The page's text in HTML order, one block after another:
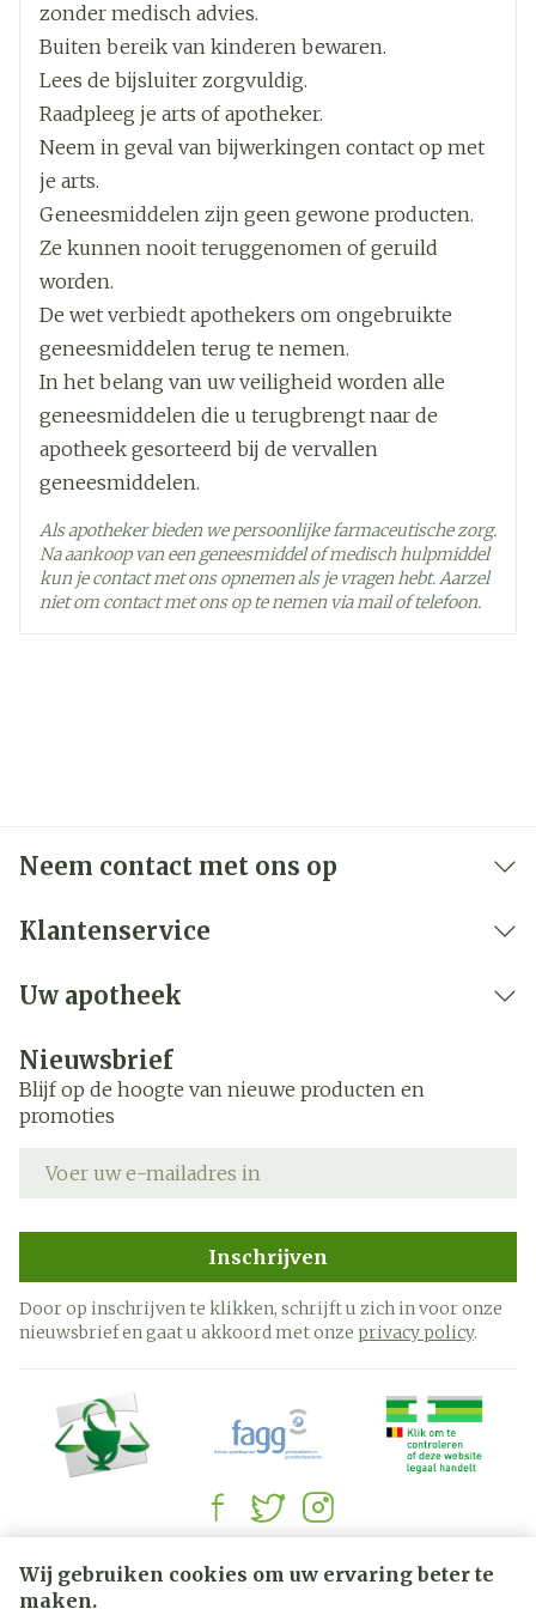
Wij gebruiken cookies om uw ervaring beter te
maken.
apotheker of verpleegkundige voordat u dit
medicijn inneemt.
Als u een nier- of leverziekte hebt (zie ook
"Wanneer mag u dit middel niet gebruiken?").
Als u lithium inneemt (gewoonlijk gegeven bij
manisch-depressieve stoornis, ook bipolaire
stoornis genoemd).
Als u tacrolimus of ciclosporine inneemt
(gebruikt om huidaandoeningen als psoriasis of
eczema te behandelen en om afstoting na
orgaantransplantatie te voorkomen).
Flauwvallen
Duizeligheid
Verhoogde hoeveelheid cholesterol in uw bloed
Slapeloosheid (slaapmoeilijkheden)
Hoofdpijn
Hartklachten zoals onregelmatige hartslag en
hartfalen
Hoest
Constipatie
Lage bloeddruk
Diarree
Misselijkheid
Braken
Nierfunctiestoornissen
Huiduitslag
Jeuk
Rugpijn
Zwaktegevoel
bloedcellen)
Dehydratatie
Verhoogde hoeveelheid triglyceriden (vetten) in
uw bloed
Snelle hartslag
Ontsteking van de galblaas
Bloeddrukdaling die duizelingen kan
Trombose (bloedklonter) in het been
Niet voldoende werkende schildklier
Verhoogd gehalte glucose in uw bloed
Verminderde tastzin
Pijn in de skeletspieren
Gevoel van algemeen onbehagen
Ontsteking van nieren
Borstvergroting bij mannen
bloedtesten
bacteriële infecties (clarithromycine of
telithromycine) te behandelen.
Lengte
Diepte 63 mm
Actieve
Ingrediënten
eplerenon
Behoud
25°C)
zonder medisch advies.
Buiten bereik van kinderen bewaren.
Lees de bijsluiter zorgvuldig.
Raadpleeg je arts of apotheker.
Neem in geval van bijwerkingen contact op met
je arts.
Geneesmiddelen zijn geen gewone producten.
Ze kunnen nooit teruggenomen of geruild
worden.
De wet verbiedt apothekers om ongebruikte
geneesmiddelen terug te nemen.
In het belang van uw veiligheid worden alle
geneesmiddelen die u terugbrengt naar de
apotheek gesorteerd bij de vervallen
geneesmiddelen.
Als apotheker bieden we persoonlijke farmaceutische zorg.
Na aankoop van een geneesmiddel of medisch hulpmiddel
kun je contact met ons opnemen als je vragen hebt. Aarzel
niet om contact met ons op te nemen via mail of telefoon.
Neem contact met ons op
Klantenservice
Uw apotheek
Nieuwsbrief
Blijf op de hoogte van nieuwe producten en
promoties
Inschrijven
Door op inschrijven te klikken, schrijft u zich in voor onze
nieuwsbrief en gaat u akkoord met onze privacy policy.
Juridische links